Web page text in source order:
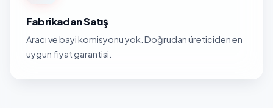
Fabrikadan Satış
Aracı ve bayi komisyonu yok. Doğrudan üreticiden en
uygun fiyat garantisi.